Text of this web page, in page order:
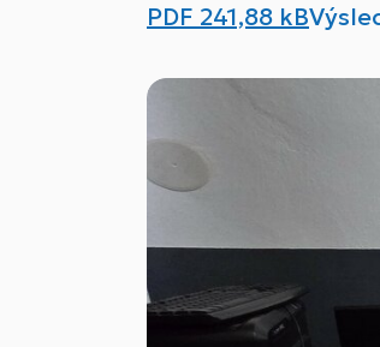
PDF 241,88 kB